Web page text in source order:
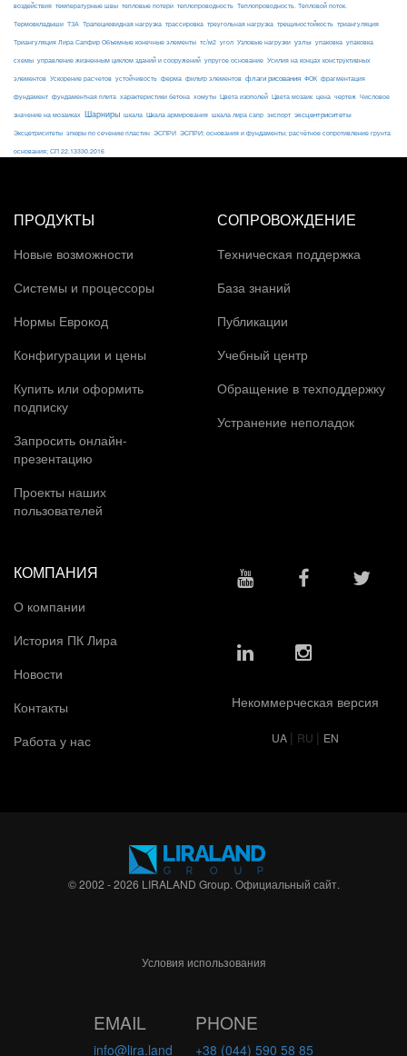
воздействия температурные швы тепловые потери теплопроводность Теплопроводность. Тепловой поток.
Термовкладыши ТЗА Трапециевидная нагрузка трассировка треугольная нагрузка трещиностойкость триангуляция
Триангуляция Лира Сапфир Объемные конечные элементы тс/м2 угол Узловые нагрузки узлы упаковка упаковка
схемы управление жизненным циклом зданий и сооружений упругое основание Усилия на концах конструктивных
элементов Ускорение расчетов устойчивость ферма фильтр элементов флаги рисования ФОК фрагментация
фундамент фундаментная плита характеристики бетона хомуты Цвета изополей Цвета мозаик цена чертеж Числовое
значение на мозаиках Шарниры шкала Шкала армирования шкала лира сапр экспорт эксцентриситеты
Эксцетриситеты эпюры по сечению пластин ЭСПРИ ЭСПРИ; основания и фундаменты; расчётное сопротивление грунта
основания; СП 22.13330.2016
ПРОДУКТЫ
Новые возможности
Системы и процессоры
Нормы Еврокод
Конфигурации и цены
Купить или оформить
подписку
Запросить онлайн-
презентацию
Проекты наших
пользователей
СОПРОВОЖДЕНИЕ
Техническая поддержка
База знаний
Публикации
Учебный центр
Обращение в техподдержку
Устранение неполадок
КОМПАНИЯ
О компании
История ПК Лира
Новости
Контакты
Работа у нас
Некоммерческая версия
UA | RU | EN
© 2002 - 2026 LIRALAND Group. Официальный сайт.
Условия использования
EMAIL
info@lira.land
PHONE
+38 (044) 590 58 85